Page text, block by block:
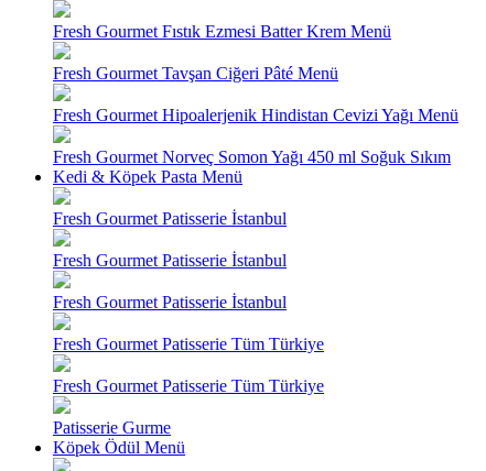
Fresh Gourmet Fıstık Ezmesi Batter Krem Menü
Fresh Gourmet Tavşan Ciğeri Pâté Menü
Fresh Gourmet Hipoalerjenik Hindistan Cevizi Yağı Menü
Fresh Gourmet Norveç Somon Yağı 450 ml Soğuk Sıkım
Kedi & Köpek Pasta Menü
Fresh Gourmet Patisserie İstanbul
Fresh Gourmet Patisserie İstanbul
Fresh Gourmet Patisserie İstanbul
Fresh Gourmet Patisserie Tüm Türkiye
Fresh Gourmet Patisserie Tüm Türkiye
Patisserie Gurme
Köpek Ödül Menü